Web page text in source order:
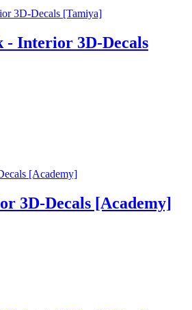
Interior 3D-Decals
3D-Decals [Academy]